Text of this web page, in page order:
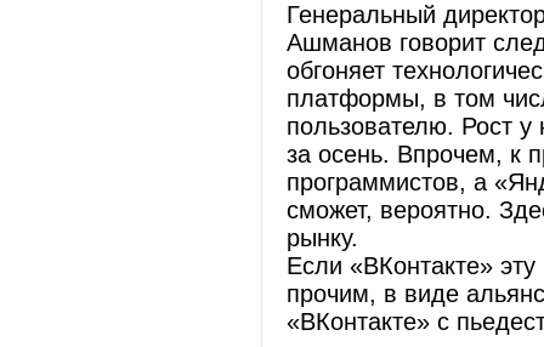
Генеральный
Ашманов говорит
обгоняет
платформы, в том
пользователю. Рост у
за осень. Впрочем, к
программистов, а
сможет, вероятно.
рынку.
Если «ВКонтакте»
прочим, в виде
«ВКонтакте» с